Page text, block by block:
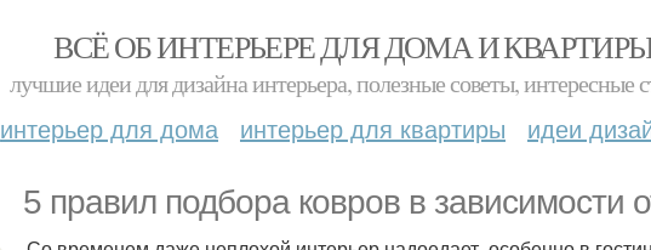
ВСЁ ОБ ИНТЕРЬЕРЕ ДЛЯ ДОМА И
лучшие идеи для дизайна интерьера, полезные советы, интересные
интерьер для дома интерьер для квартиры идеи
5 правил подбора ковров в зависимости